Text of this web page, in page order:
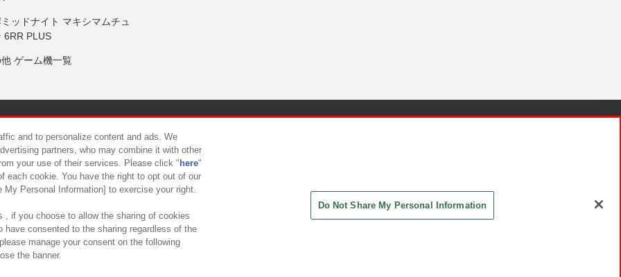
ッドナイト マキシマムチュ
6RR PLUS
ゲーム機一覧
について カスタマーハラスメント対応方針
and to personalize content and ads. We
partners, who may combine it with other
your use of their services. Please click " here"
each cookie. You have the right to opt out of our
Personal Information] to exercise your right.
, if you choose to allow the sharing of cookies
have consented to the sharing regardless of the
manage your consent on the following
the banner.
Do Not Share My Personal Information